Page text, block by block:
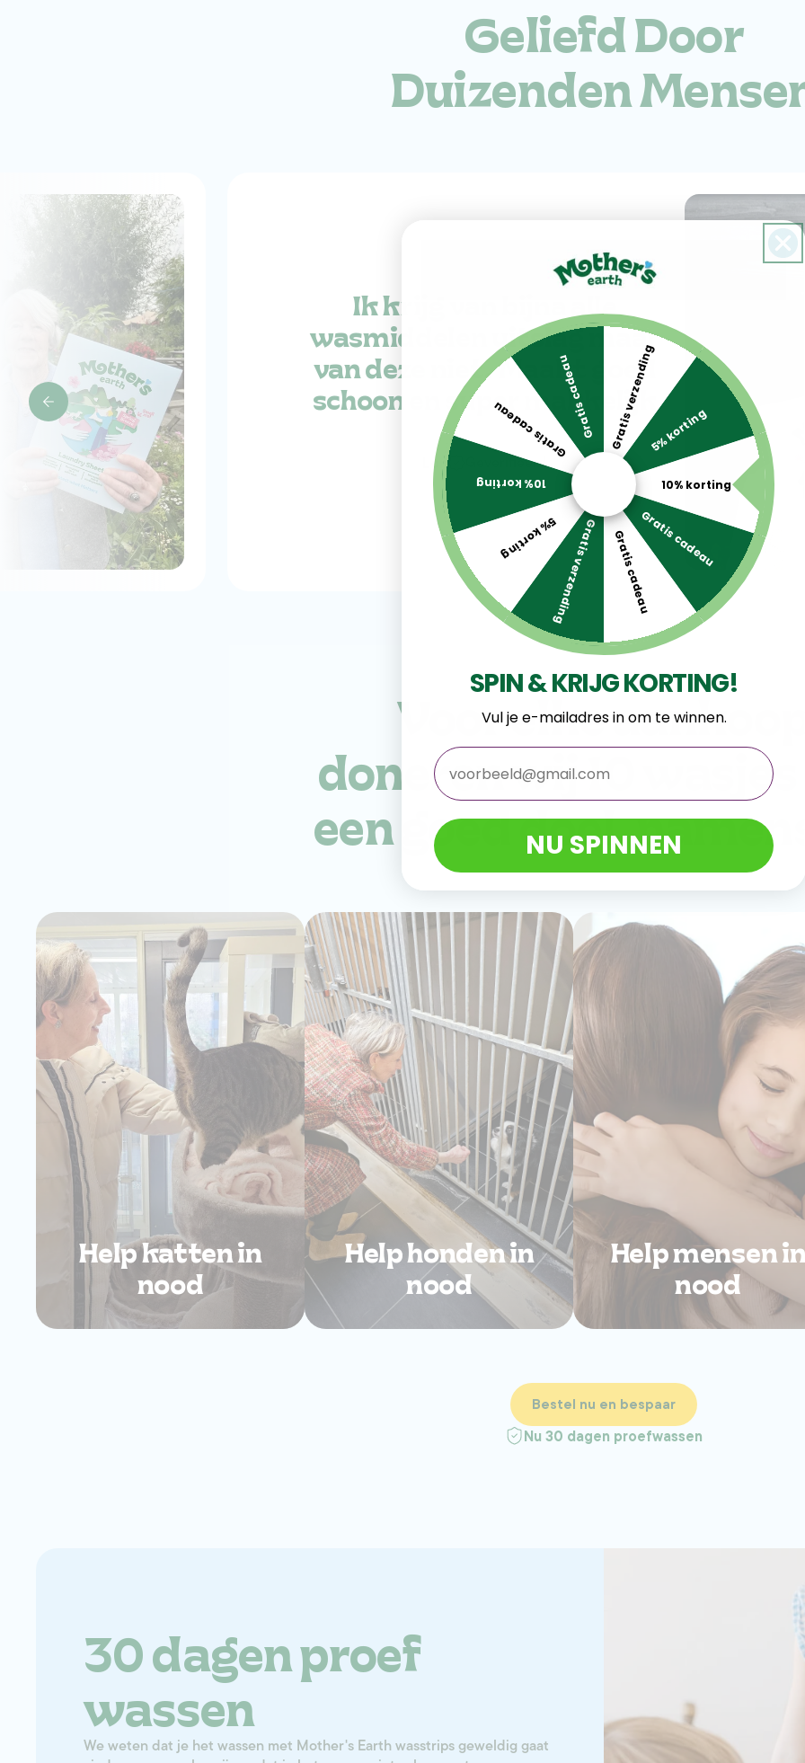
Geliefd Door
Duizenden
Ik krijg van bijna alle
wasmiddelen uitslag maar
van deze niet. Maakt goed
schoon en super makkelijk
Lon Geverifieerd
Voor elke
doneren wij 10
een goed doel,
Help katten in
nood
Help honden in
nood
Help mensen
nood
Bestel nu en bespaar
Nu 30 dagen proefwassen
30 dagen proef
wassen
We weten dat je het wassen met Mother's Earth wasstrips geweldig gaat
Gratis verzending5% korting
10% korting
Gratis cadeau
Gratis cadeau
Gratis verzending
5% korting
10% korting
Gratis cadeauGratis cadeau
SPIN & KRIJG KORTING!
Vul je e-mailadres in om te winnen.
email
NU SPINNEN